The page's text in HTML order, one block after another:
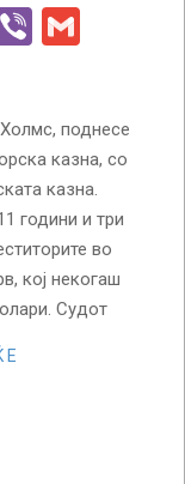
Viber
поднесе
казна, со
казна.
години и три
во
кој некогаш
Судот